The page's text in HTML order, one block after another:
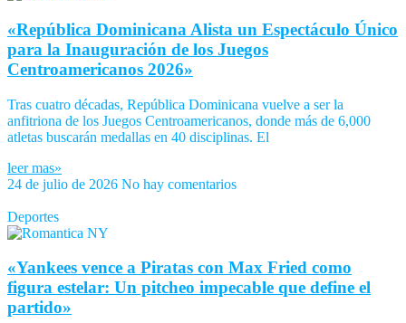
«República Dominicana Alista un Espectáculo Único
para la Inauguración de los Juegos
Centroamericanos 2026»
Tras cuatro décadas, República Dominicana vuelve a ser la
anfitriona de los Juegos Centroamericanos, donde más de 6,000
atletas buscarán medallas en 40 disciplinas. El
leer mas»
24 de julio de 2026 No hay comentarios
Deportes
«Yankees vence a Piratas con Max Fried como
figura estelar: Un pitcheo impecable que define el
partido»